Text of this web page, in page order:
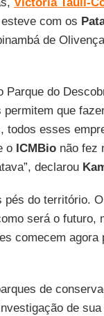
com os
de
do
que
todos esses
o ICMBionão fez
declarou
do território.
será o futuro,
comecem agora
de
de